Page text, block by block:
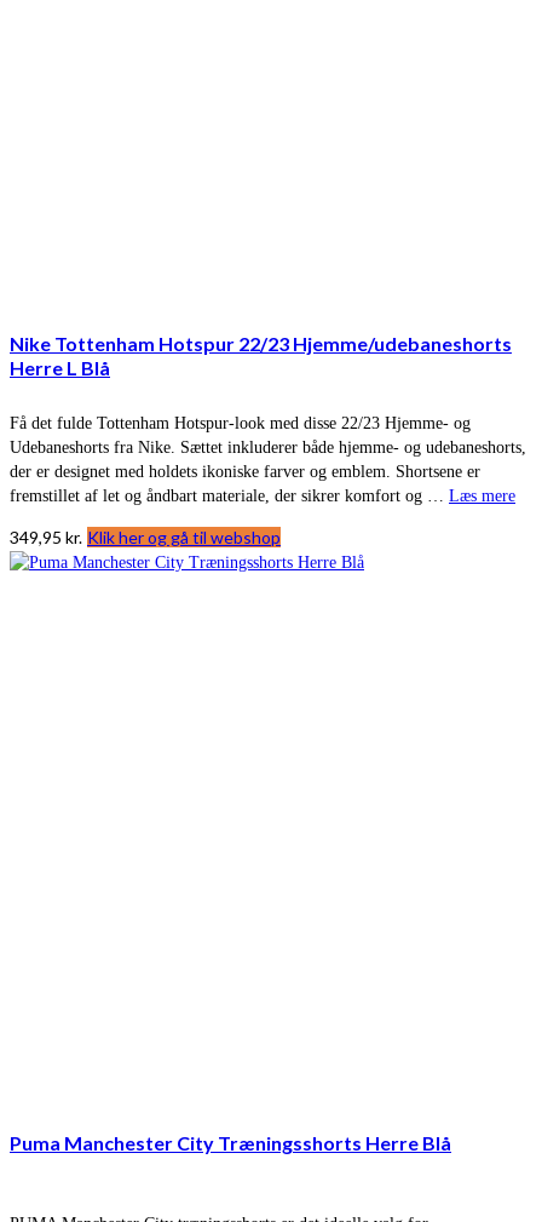
Nike Tottenham Hotspur 22/23 Hjemme/udebaneshorts
Herre L Blå
Få det fulde Tottenham Hotspur-look med disse 22/23 Hjemme- og
Udebaneshorts fra Nike. Sættet inkluderer både hjemme- og udebaneshorts,
der er designet med holdets ikoniske farver og emblem. Shortsene er
fremstillet af let og åndbart materiale, der sikrer komfort og … Læs mere
349,95 kr. Klik her og gå til webshop
Puma Manchester City Træningsshorts Herre Blå